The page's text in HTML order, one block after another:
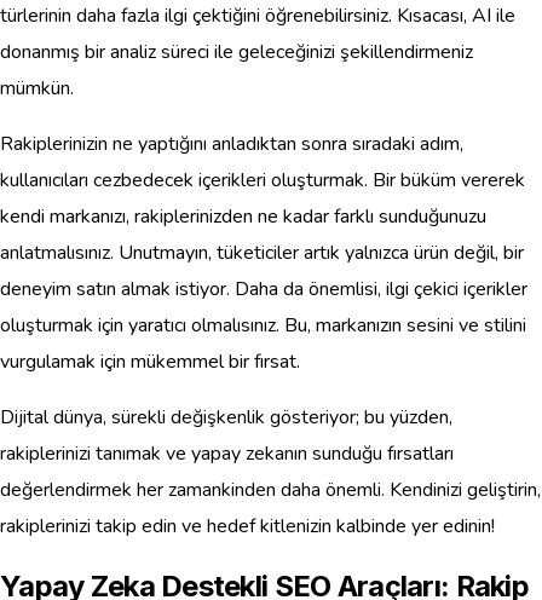
türlerinin daha fazla ilgi çektiğini öğrenebilirsiniz. Kısacası, AI ile
donanmış bir analiz süreci ile geleceğinizi şekillendirmeniz
mümkün.
Rakiplerinizin ne yaptığını anladıktan sonra sıradaki adım,
kullanıcıları cezbedecek içerikleri oluşturmak. Bir büküm vererek
kendi markanızı, rakiplerinizden ne kadar farklı sunduğunuzu
anlatmalısınız. Unutmayın, tüketiciler artık yalnızca ürün değil, bir
deneyim satın almak istiyor. Daha da önemlisi, ilgi çekici içerikler
oluşturmak için yaratıcı olmalısınız. Bu, markanızın sesini ve stilini
vurgulamak için mükemmel bir fırsat.
Dijital dünya, sürekli değişkenlik gösteriyor; bu yüzden,
rakiplerinizi tanımak ve yapay zekanın sunduğu fırsatları
değerlendirmek her zamankinden daha önemli. Kendinizi geliştirin,
rakiplerinizi takip edin ve hedef kitlenizin kalbinde yer edinin!
Yapay Zeka Destekli SEO Araçları: Rakip